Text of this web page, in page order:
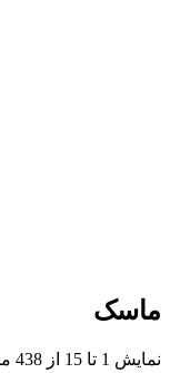
ماسک
نمایش 1 تا 15 از 438 محصول